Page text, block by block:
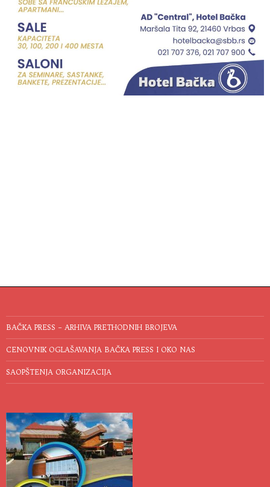
BAČKA PRESS – ARHIVA PRETHODNIH BROJEVA
CENOVNIK OGLAŠAVANJA BAČKA PRESS I OKO NAS
SAOPŠTENJA ORGANIZACIJA